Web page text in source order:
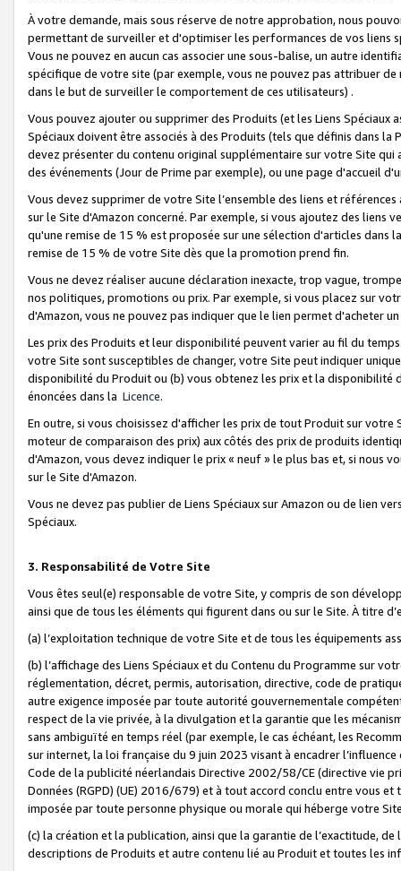
À votre demande, mais sous réserve de notre approbation, nous
permettant de surveiller et d'optimiser les performances de vos liens
Vous ne pouvez en aucun cas associer une sous-balise, un autre
spécifique de votre site (par exemple, vous ne pouvez pas attribuer
dans le but de surveiller le comportement de ces utilisateurs) .
Vous pouvez ajouter ou supprimer des Produits (et les Liens
Spéciaux doivent être associés à des Produits (tels que définis dans
devez présenter du contenu original supplémentaire sur votre Site qui
des événements (Jour de Prime par exemple), ou une page d'accueil
Vous devez supprimer de votre Site l’ensemble des liens et
sur le Site d'Amazon concerné. Par exemple, si vous ajoutez des
qu'une remise de 15 % est proposée sur une sélection d'articles
remise de 15 % de votre Site dès que la promotion prend fin.
Vous ne devez réaliser aucune déclaration inexacte, trop vague,
nos politiques, promotions ou prix. Par exemple, si vous placez sur
d'Amazon, vous ne pouvez pas indiquer que le lien permet d'acheter
Les prix des Produits et leur disponibilité peuvent varier au fil du
votre Site sont susceptibles de changer, votre Site peut indiquer
disponibilité du Produit ou (b) vous obtenez les prix et la disponibilité
énoncées dans la Licence.
En outre, si vous choisissez d'afficher les prix de tout Produit sur
moteur de comparaison des prix) aux côtés des prix de produits
d'Amazon, vous devez indiquer le prix « neuf » le plus bas et, si nous
sur le Site d'Amazon.
Vous ne devez pas publier de Liens Spéciaux sur Amazon ou de lien
Spéciaux.
3. Responsabilité de Votre Site
Vous êtes seul(e) responsable de votre Site, y compris de son
ainsi que de tous les éléments qui figurent dans ou sur le Site. À titre
(a) l’exploitation technique de votre Site et de tous les équipements
(b) l’affichage des Liens Spéciaux et du Contenu du Programme sur
réglementation, décret, permis, autorisation, directive, code de
autre exigence imposée par toute autorité gouvernementale
respect de la vie privée, à la divulgation et la garantie que les
sans ambiguïté en temps réel (par exemple, le cas échéant, les
sur internet, la loi française du 9 juin 2023 visant à encadrer
Code de la publicité néerlandais Directive 2002/58/CE (directive vie
Données (RGPD) (UE) 2016/679) et à tout accord conclu entre vous
imposée par toute personne physique ou morale qui héberge votre
(c) la création et la publication, ainsi que la garantie de l’exactitude,
descriptions de Produits et autre contenu lié au Produit et toutes les